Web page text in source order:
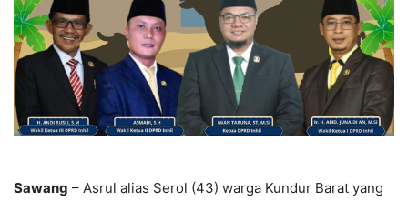
Sawang – Asrul alias Serol (43) warga Kundur Barat yang